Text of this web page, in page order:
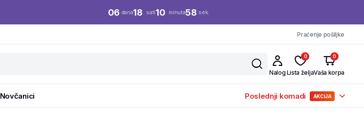
06 dana18 sati10 minuta57 sek.
Praćenje pošiljke
Nalog
0
Lista želja
0
Vaša korpa
Novčanici Poslednji komadi AKCIJA